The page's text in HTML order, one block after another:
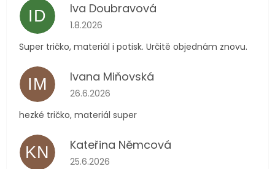
ID Iva Doubravová
Hodnocení obchodu je 5 z 5 hvězdiček.
1.8.2026
Super tričko, materiál i potisk. Určitě objednám znovu.
IM Ivana Miňovská
Hodnocení obchodu je 5 z 5 hvězdiček.
26.6.2026
hezké tričko, materiál super
KN Kateřina Němcová
Hodnocení obchodu je 5 z 5 hvězdiček.
25.6.2026